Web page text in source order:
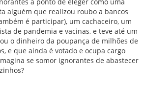
alguém que realizou roubo a bancos
é participar), um cachaceiro, um
de pandemia e vacinas, e teve até um
o dinheiro da poupança de milhões de
e que ainda é votado e ocupa cargo
se somor ignorantes de abastecer